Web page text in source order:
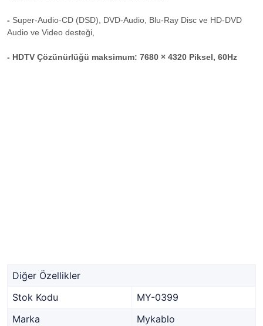
- Super-Audio-CD (DSD), DVD-Audio, Blu-Ray Disc ve HD-DVD
Audio ve Video desteği,
- HDTV Çözünürlüğü maksimum: 7680 × 4320 Piksel, 60Hz
Diğer Özellikler
Stok Kodu
MY-0399
Marka
Mykablo